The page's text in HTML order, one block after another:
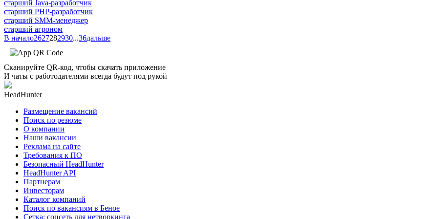
старший Java-разработчик
старший PHP-разработчик
старший SMM-менеджер
старший агроном
В начало2627282930...36дальше
Сканируйте QR-код, чтобы скачать приложение
И чаты с работодателями всегда будут под рукой
HeadHunter
Размещение вакансий
Поиск по резюме
О компании
Наши вакансии
Реклама на сайте
Требования к ПО
Безопасный HeadHunter
HeadHunter API
Партнерам
Инвесторам
Каталог компаний
Поиск по вакансиям в Беное
Сетка: соцсеть для нетворкинга